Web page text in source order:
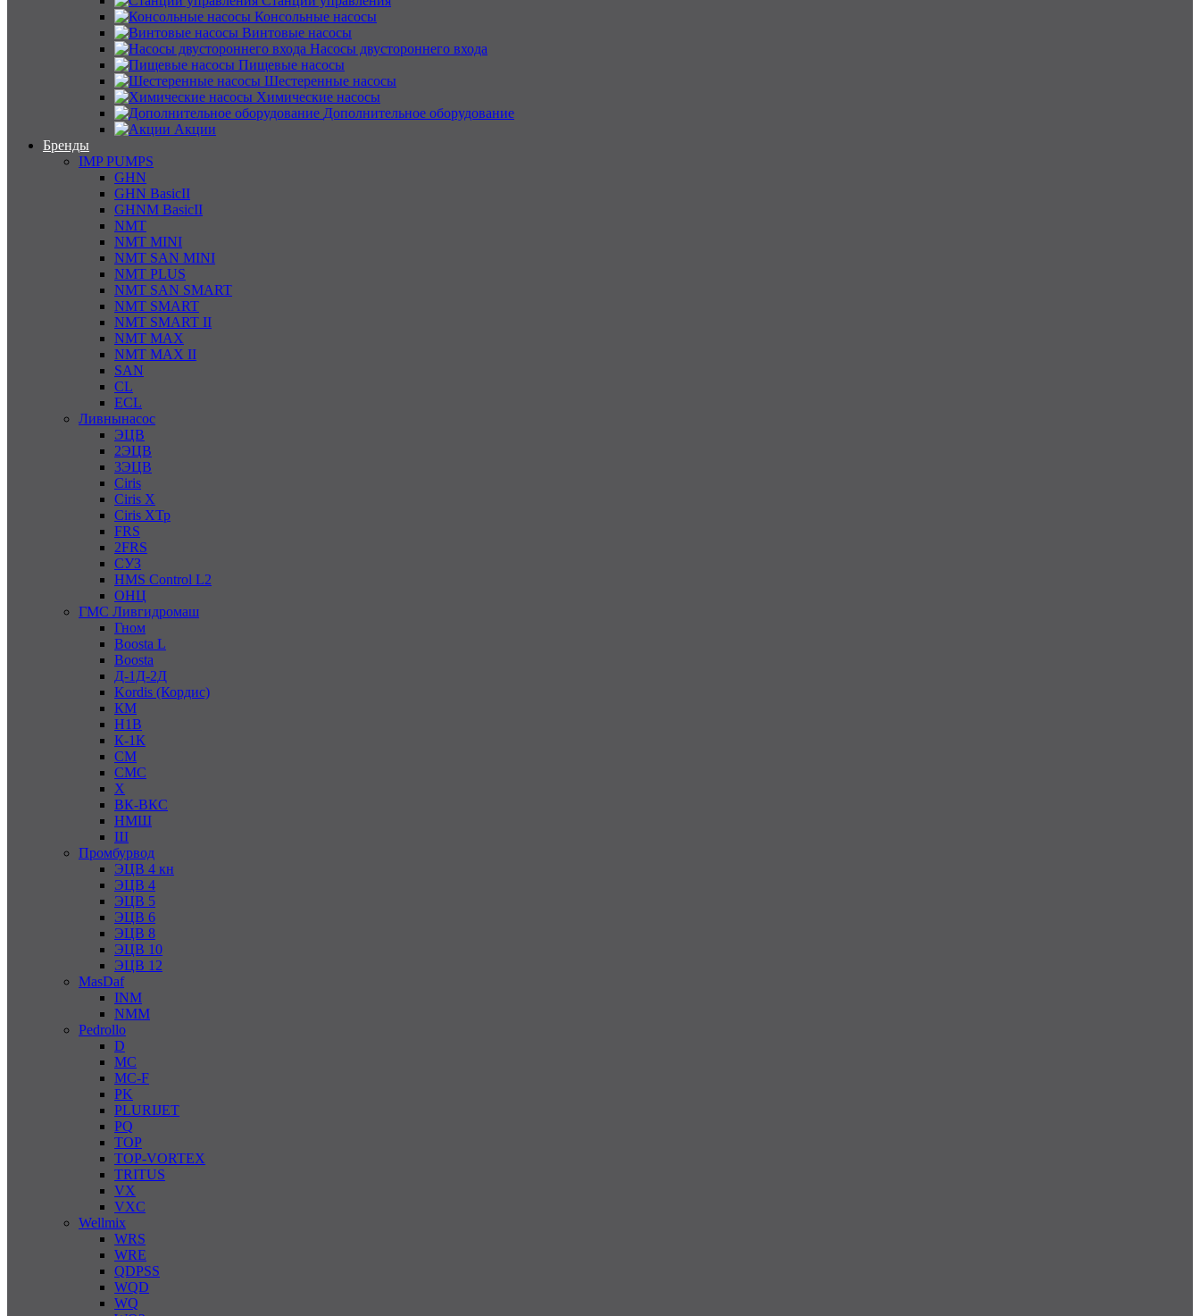
Консольные насосы
Винтовые насосы
Насосы двустороннего входа
Пищевые насосы
Шестеренные насосы
Химические насосы
Дополнительное оборудование
Акции
Бренды
IMP PUMPS
GHN
GHN BasicII
GHNM BasicII
NMT
NMT MINI
NMT SAN MINI
NMT PLUS
NMT SAN SMART
NMT SMART
NMT SMART II
NMT MAX
NMT MAX II
SAN
CL
ECL
Ливнынасос
ЭЦВ
2ЭЦВ
3ЭЦВ
Ciris
Ciris X
Ciris ХТр
FRS
2FRS
СУЗ
HMS Control L2
ОНЦ
ГМС Ливгидромаш
Гном
Boosta L
Boosta
Д-1Д-2Д
Kordis (Кордис)
КМ
Н1В
К-1К
СМ
СМС
Х
ВК-ВКС
НМШ
Ш
Промбурвод
ЭЦВ 4 кн
ЭЦВ 4
ЭЦВ 5
ЭЦВ 6
ЭЦВ 8
ЭЦВ 10
ЭЦВ 12
MasDaf
INM
NMM
Pedrollo
D
MC
MC-F
PK
PLURIJET
PQ
TOP
TOP-VORTEX
TRITUS
VX
VXC
Wellmix
WRS
WRE
QDPSS
WQD
WQ